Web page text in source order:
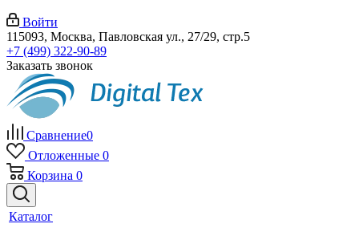
Войти
115093, Москва, Павловская ул., 27/29, стр.5
+7 (499) 322-90-89
Заказать звонок
Сравнение0
Отложенные 0
Корзина 0
Каталог